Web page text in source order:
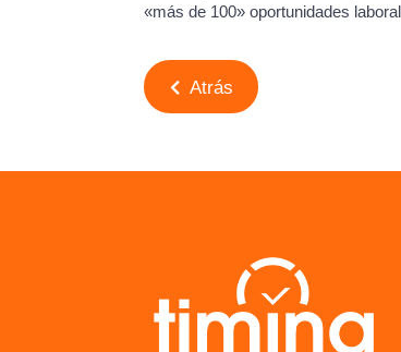
«más de 100» oportunidades
Atrás